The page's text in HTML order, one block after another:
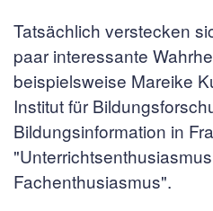
Tatsächlich verstecken
paar interessante
beispielsweise Mareike
Institut für
Bildungsinformation in
Fachenthusiasmus".